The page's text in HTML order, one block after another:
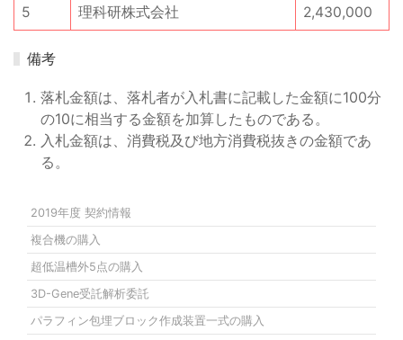
5 理科研株式会社 2,430,000
備考
落札金額は、落札者が入札書に記載した金額に100分
の10に相当する金額を加算したものである。
入札金額は、消費税及び地方消費税抜きの金額であ
る。
2019年度 契約情報
複合機の購入
超低温槽外5点の購入
3D-Gene受託解析委託
パラフィン包埋ブロック作成装置一式の購入